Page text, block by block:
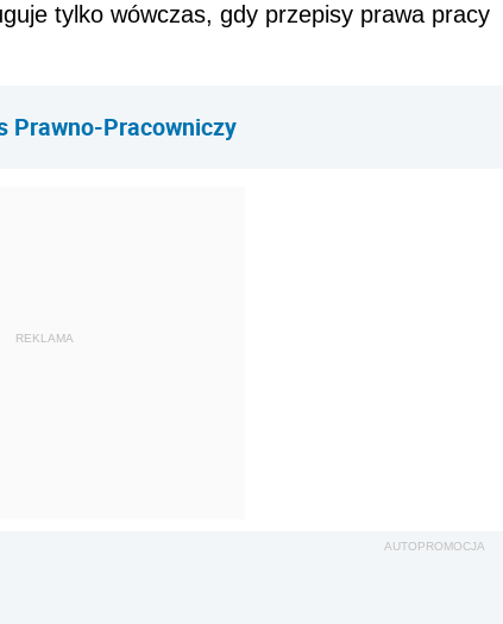
tylko wówczas, gdy przepisy prawa pracy
Prawno-Pracowniczy
REKLAMA
AUTOPROMOCJA